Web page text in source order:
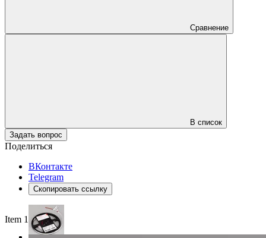
Сравнение
В список
Задать вопрос
Поделиться
ВКонтакте
Telegram
Скопировать ссылку
Item 1 of 3